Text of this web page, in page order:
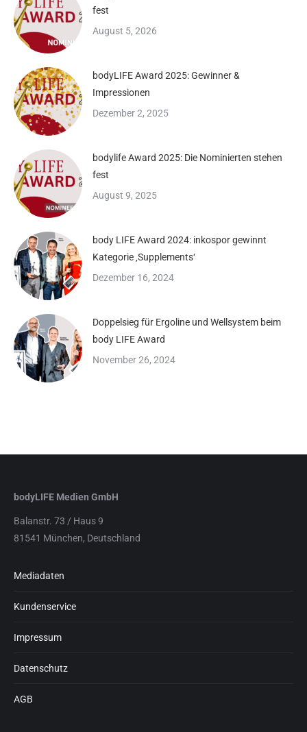
fest
August 5, 2026
bodyLIFE Award 2025: Gewinner &
Impressionen
Dezember 2, 2025
bodylife Award 2025: Die Nominierten stehen
fest
August 9, 2025
body LIFE Award 2024: inkospor gewinnt
Kategorie ‚Supplements‘
Dezember 16, 2024
Doppelsieg für Ergoline und Wellsystem beim
body LIFE Award
November 26, 2024
bodyLIFE Medien GmbH
Balanstr. 73 / Haus 9
81541 München, Deutschland
Mediadaten
Kundenservice
Impressum
Datenschutz
AGB